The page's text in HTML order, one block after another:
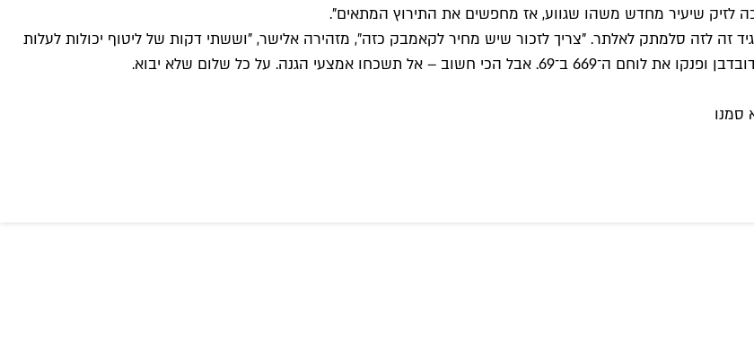
לזיק שיעיר מחדש משהו שגווע, אז מחפשים את התירוץ המתאים".
זה לזה סלמתק לאלתר. "צריך לזכור שיש מחיר לקאמבק כזה", מזהירה אלישר, "וששתי דקות של ליטוף יכולות לעלות
אמצעי הגנה. על כל שלום שלא יבוא.
סמנו